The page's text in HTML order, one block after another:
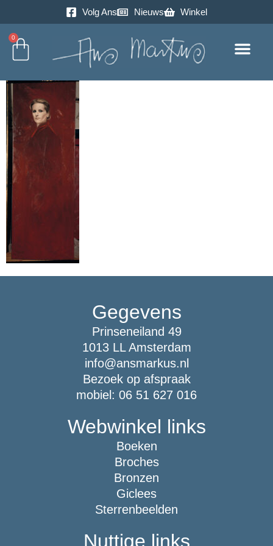
Volg Ans Nieuws Winkel
0
Gegevens
Prinseneiland 49
1013 LL Amsterdam
info@ansmarkus.nl
Bezoek op afspraak
mobiel: 06 51 627 016
Webwinkel links
Boeken
Broches
Bronzen
Giclees
Sterrenbeelden
Nuttige links